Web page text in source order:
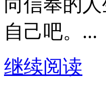
自己吧。...
继续阅读